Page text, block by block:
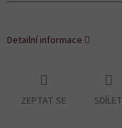
Detailní informace
ZEPTAT SE SDÍLET